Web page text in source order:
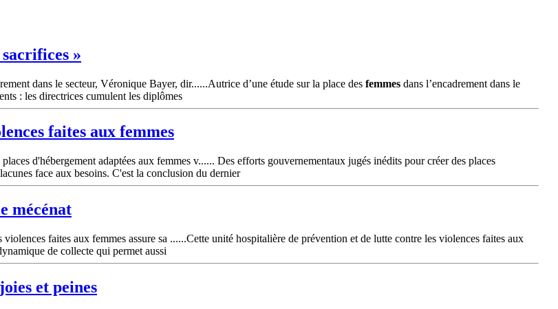
»
dans le secteur, Véronique Bayer, dir......Autrice d’une étude sur la place des femmes dans l’encadrement dans le
: les directrices cumulent les diplômes
faites aux femmes
d'hébergement adaptées aux femmes v...... Des efforts gouvernementaux jugés inédits pour créer des places
face aux besoins. C'est la conclusion du dernier
mécénat
faites aux femmes assure sa ......Cette unité hospitalière de prévention et de lutte contre les violences faites aux
de collecte qui permet aussi
et peines